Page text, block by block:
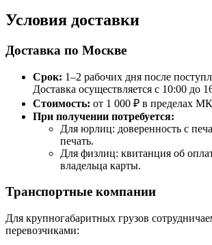
Условия доставки
Доставка по Москве
Срок: 1–2 рабочих дня после
Доставка осуществляется с 10:00 до
Стоимость: от 1 000 ₽ в пределах
При получении потребуется:
Для юрлиц: доверенность с
печать.
Для физлиц: квитанция об
владельца карты.
Транспортные компании
Для крупногабаритных грузов
перевозчиками: